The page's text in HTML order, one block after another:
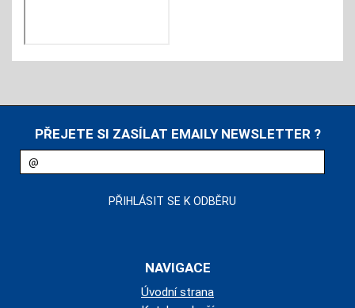
PŘEJETE SI ZASÍLAT EMAILY NEWSLETTER ?
NAVIGACE
Úvodní strana